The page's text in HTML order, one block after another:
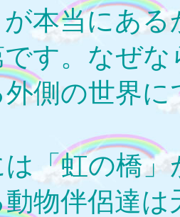
が本当にあ
です。なぜ
外側の世界
「虹の橋
物伴侶達は